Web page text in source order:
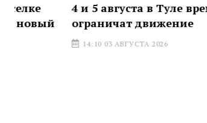
4 и 5 августа в Туле временно
ограничат движение
14:10 03 АВГУСТА 2026